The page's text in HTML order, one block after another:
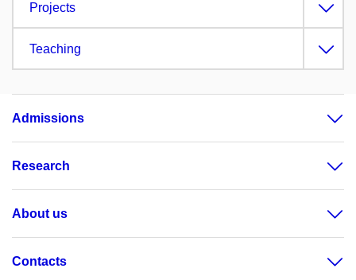
Projects
Teaching
Admissions
Research
About us
Contacts